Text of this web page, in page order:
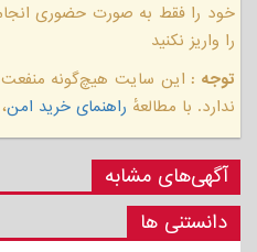
خود را فقط به صورت حضوری
را واریز نکنید
توجه : این سایت هیچ‌گونه منفعت
ندارد. با مطالعهٔ راهنمای خرید امن
آگهی‌های مشابه
دانستنی ها